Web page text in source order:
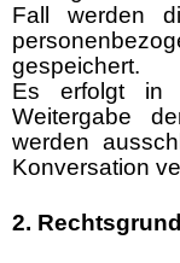
Fall werden
gespeichert.
Es erfolgt in
Weitergabe
werden
Konversation
2.